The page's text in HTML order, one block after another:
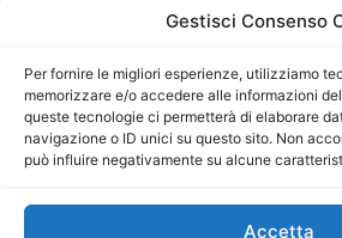
Gestisci Consenso
Per fornire le migliori esperienze, utilizziamo
memorizzare e/o accedere alle informazioni
queste tecnologie ci permetterà di elaborare
navigazione o ID unici su questo sito. Non
può influire negativamente su alcune
Accetta
Sito gestito daLa Digitale srl–